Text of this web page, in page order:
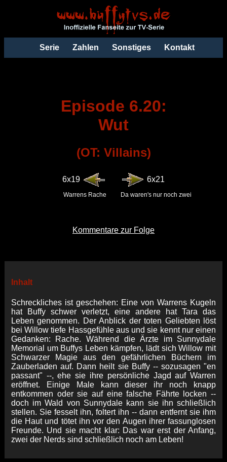
Serie Zahlen Sonstiges Kontakt
Episode 6.20:
Wut
(OT: Villains)
6x19 6x21
Warrens Rache Da waren's nur noch zwei
Kommentare zur Folge
Inhalt
Schreckliches ist geschehen: Eine von Warrens Kugeln
hat Buffy schwer verletzt, eine andere hat Tara das
Leben genommen. Der Anblick der toten Geliebten löst
bei Willow tiefe Hassgefühle aus und sie kennt nur einen
Gedanken: Rache. Während die Ärzte im Sunnydale
Memorial um Buffys Leben kämpfen, lädt sich Willow mit
Schwarzer Magie aus den gefährlichen Büchern im
Zauberladen auf. Dann heilt sie Buffy -- sozusagen "en
passant" --, ehe sie ihre persönliche Jagd auf Warren
eröffnet. Einige Male kann dieser ihr noch knapp
entkommen oder sie auf eine falsche Fährte locken --
doch im Wald von Sunnydale kann sie ihn schließlich
stellen. Sie fesselt ihn, foltert ihn -- dann entfernt sie ihm
die Haut und tötet ihn vor den Augen ihrer fassunglosen
Freunde. Und sie macht klar: Das war erst der Anfang,
zwei der Nerds sind schließlich noch am Leben!